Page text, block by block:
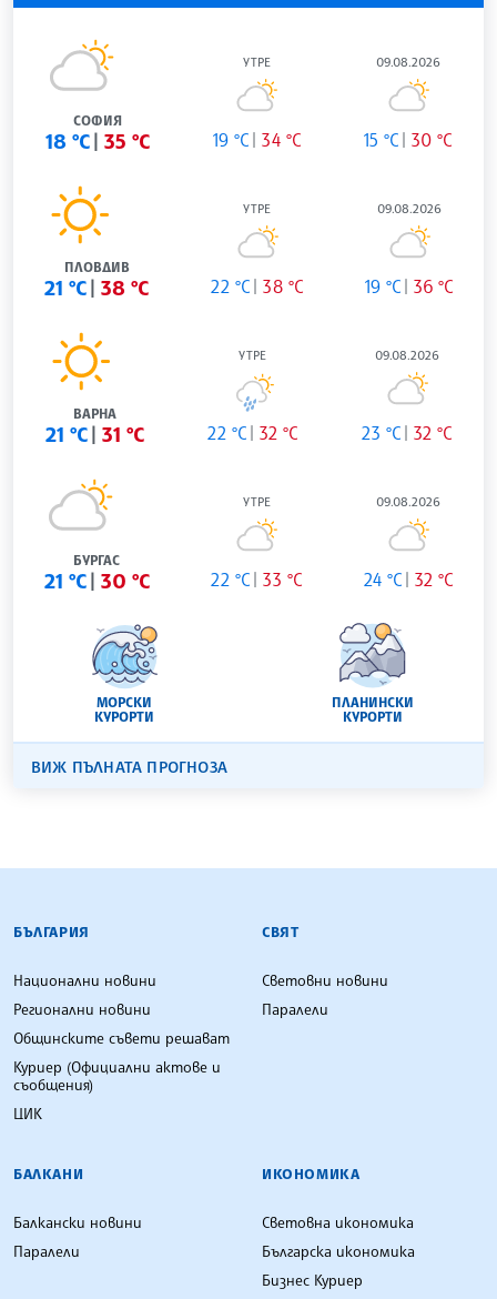
СОФИЯ
18 °C 35 °C
УТРЕ
19 °C 34 °C
09.08.2026
15 °C 30 °C
ПЛОВДИВ
21 °C 38 °C
УТРЕ
22 °C 38 °C
09.08.2026
19 °C 36 °C
ВАРНА
21 °C 31 °C
УТРЕ
22 °C 32 °C
09.08.2026
23 °C 32 °C
БУРГАС
21 °C 30 °C
УТРЕ
22 °C 33 °C
09.08.2026
24 °C 32 °C
МОРСКИ
КУРОРТИ
ПЛАНИНСКИ
КУРОРТИ
ВИЖ ПЪЛНАТА ПРОГНОЗА
БЪЛГАРСКА ТЕЛЕГРАФНА АГЕНЦИЯ
БЪЛГАРИЯ
Национални новини
Регионални новини
Общинските съвети решават
Куриер (Официални актове и
съобщения)
ЦИК
СВЯТ
Световни новини
Паралели
БАЛКАНИ
Балкански новини
Паралели
ИКОНОМИКА
Световна икономика
Българска икономика
Бизнес Куриер